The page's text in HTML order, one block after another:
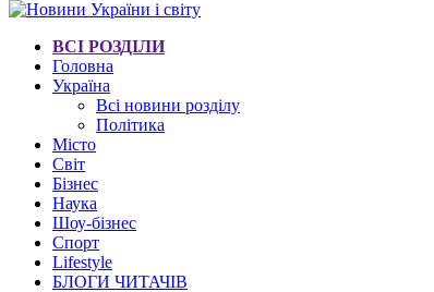
ВСІ РОЗДІЛИ
Головна
Україна
Всі новини розділу
Політика
Місто
Світ
Бізнес
Наука
Шоу-бізнес
Спорт
Lifestyle
БЛОГИ ЧИТАЧІВ